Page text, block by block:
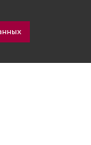
имеют